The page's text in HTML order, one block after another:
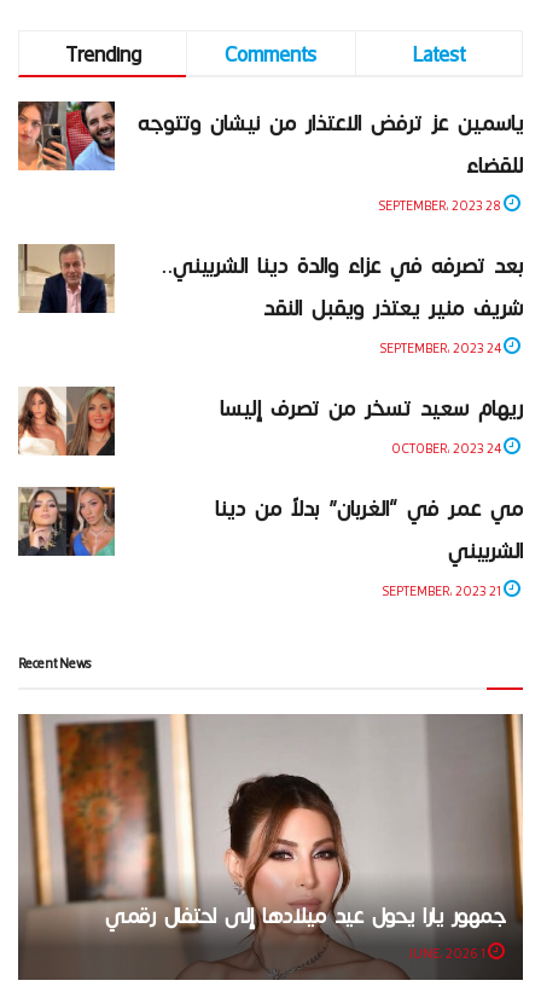
Trending Comments
Latest
ياسمين عز ترفض الاعتذار من نيشان وتتوجه
للقضاء
بعد تصرفه في عزاء والدة دينا الشربيني..
شريف منير يعتذر ويقبل النقد
ريهام سعيد تسخر من تصرف إليسا
مي عمر في “الغربان” بدلاً من دينا
الشربيني
Recent News
جمهور يارا يحول عيد ميلادها إلى احتفال رقمي